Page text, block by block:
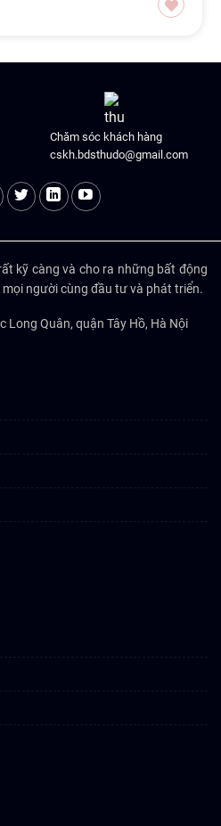
Chăm sóc khách hàng
cskh.bdsthudo@gmail.com
kỹ càng và cho ra những bất động
người cùng đầu tư và phát triển.
Long Quân, quận Tây Hồ, Hà Nội